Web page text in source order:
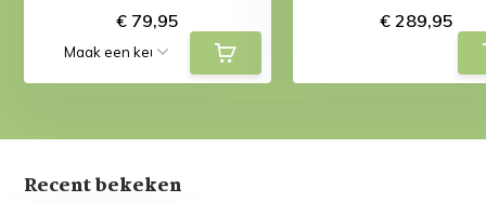
€ 79,95 € 289,95
Recent bekeken